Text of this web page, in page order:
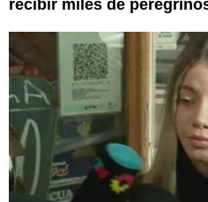
recibir miles de